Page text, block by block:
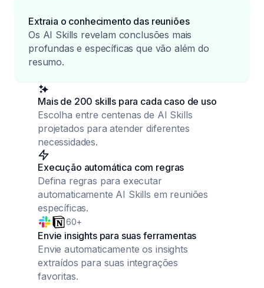
Extraia o conhecimento das reuniões
Os AI Skills revelam conclusões mais
profundas e específicas que vão além do
resumo.
Mais de 200 skills para cada caso de uso
Escolha entre centenas de AI Skills
projetados para atender diferentes
necessidades.
Execução automática com regras
Defina regras para executar
automaticamente AI Skills em reuniões
específicas.
60+
Envie insights para suas ferramentas
Envie automaticamente os insights
extraídos para suas integrações
favoritas.